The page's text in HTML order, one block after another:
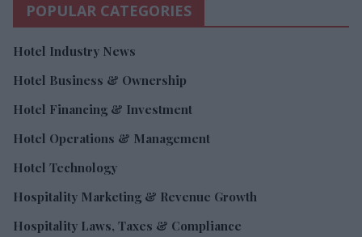
POPULAR CATEGORIES
Hotel Industry News
Hotel Business & Ownership
Hotel Financing & Investment
Hotel Operations & Management
Hotel Technology
Hospitality Marketing & Revenue Growth
Hospitality Laws, Taxes & Compliance